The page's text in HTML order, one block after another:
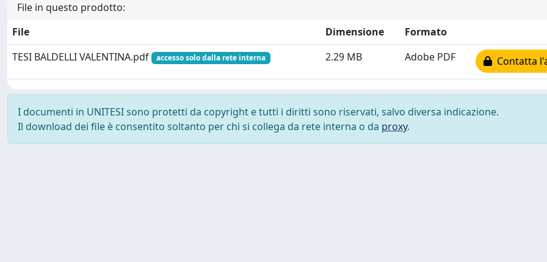
File in questo prodotto:
File
Dimensione
Formato
TESI BALDELLI VALENTINA.pdf
accesso solo dalla rete interna 2.29 MB Adobe PDF Contatta
I documenti in UNITESI sono protetti da copyright e tutti i diritti sono riservati, salvo diversa indicazione.
Il download dei file è consentito soltanto per chi si collega da rete interna o da proxy.